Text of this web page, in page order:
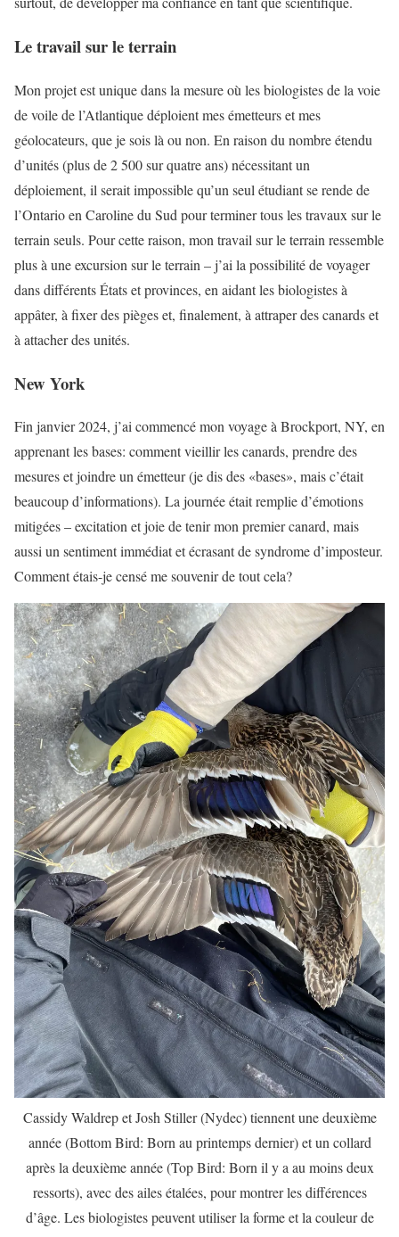
Le travail sur le terrain
Mon projet est unique dans la mesure où les biologistes de la voie
de voile de l’Atlantique déploient mes émetteurs et mes
géolocateurs, que je sois là ou non. En raison du nombre étendu
d’unités (plus de 2 500 sur quatre ans) nécessitant un
déploiement, il serait impossible qu’un seul étudiant se rende de
l’Ontario en Caroline du Sud pour terminer tous les travaux sur le
terrain seuls. Pour cette raison, mon travail sur le terrain ressemble
plus à une excursion sur le terrain – j’ai la possibilité de voyager
dans différents États et provinces, en aidant les biologistes à
appâter, à fixer des pièges et, finalement, à attraper des canards et
à attacher des unités.
New York
Fin janvier 2024, j’ai commencé mon voyage à Brockport, NY, en
apprenant les bases: comment vieillir les canards, prendre des
mesures et joindre un émetteur (je dis des «bases», mais c’était
beaucoup d’informations). La journée était remplie d’émotions
mitigées – excitation et joie de tenir mon premier canard, mais
aussi un sentiment immédiat et écrasant de syndrome d’imposteur.
Comment étais-je censé me souvenir de tout cela?
Cassidy Waldrep et Josh Stiller (Nydec) tiennent une deuxième
année (Bottom Bird: Born au printemps dernier) et un collard
après la deuxième année (Top Bird: Born il y a au moins deux
ressorts), avec des ailes étalées, pour montrer les différences
d’âge. Les biologistes peuvent utiliser la forme et la couleur de